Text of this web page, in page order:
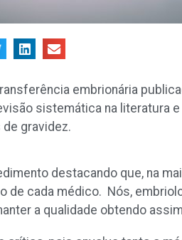
embrionária
sistemática na literatura
gravidez.
destacando que, na
de cada médico. Nós,
a qualidade obtendo